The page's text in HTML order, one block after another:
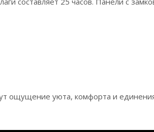
ощущение уюта, комфорта и